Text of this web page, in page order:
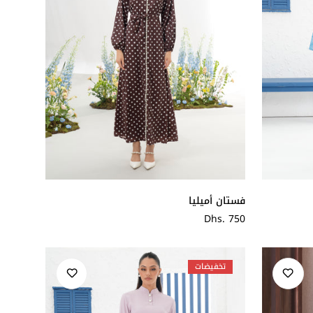
فستان أميليا
سعر
Dhs. 750
تخفيضات